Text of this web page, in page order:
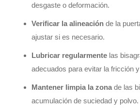
desgaste o deformación.
Verificar la alineación de la
ajustar si es necesario.
Lubricar regularmente las
adecuados para evitar la fricción
Mantener limpia la zona de las
acumulación de suciedad y polvo.